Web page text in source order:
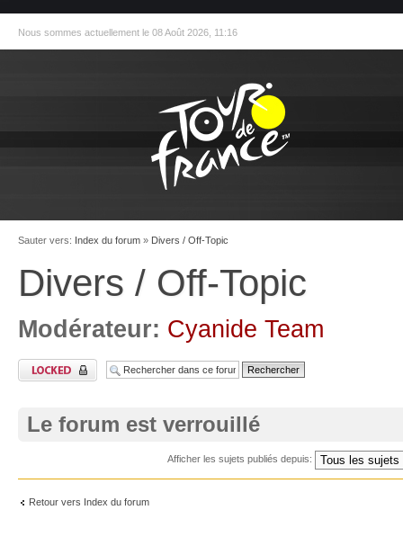
Nous sommes actuellement le 08 Août 2026, 11:16
Sauter vers: Index du forum » Divers / Off-Topic
Divers / Off-Topic
Modérateur: Cyanide Team
Le forum est verrouillé
Afficher les sujets publiés depuis:
Retour vers Index du forum